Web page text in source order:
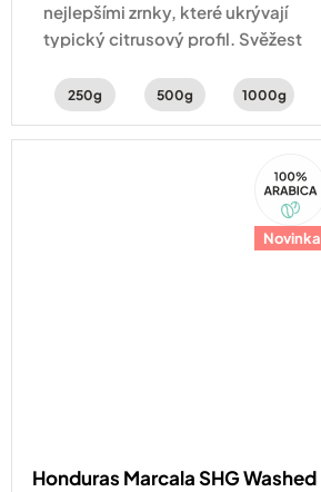
nejlepšími zrnky, které ukrývají
typický citrusový profil. Svěžest
karamelu.
250g 500g 1000g
Novinka
Arabica
Honduras Marcala SHG Washed